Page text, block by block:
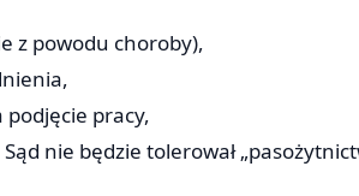
z powodu choroby),
pracy,
nie będzie tolerował